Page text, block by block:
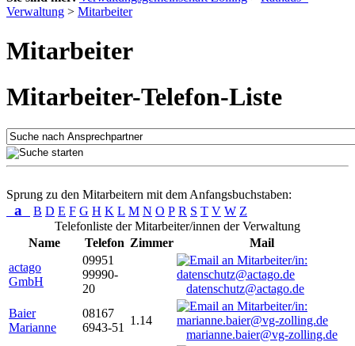
Verwaltung > Mitarbeiter
Mitarbeiter
Mitarbeiter-Telefon-Liste
Sprung zu den Mitarbeitern mit dem Anfangsbuchstaben:
a B D E F G H K L M N O P R S T V W Z
Telefonliste der Mitarbeiter/innen der Verwaltung
Name
Telefon Zimmer
Mail
actago
GmbH
09951
99990-
20
datenschutz@actago.de
Baier
Marianne
08167
6943-51
1.14
marianne.baier@vg-zolling.de